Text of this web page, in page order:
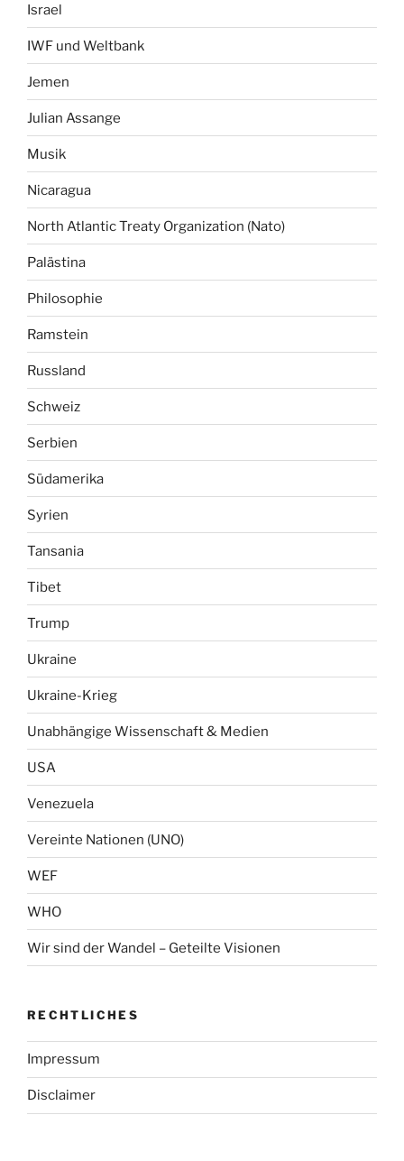
Israel
IWF und Weltbank
Jemen
Julian Assange
Musik
Nicaragua
North Atlantic Treaty Organization (Nato)
Palästina
Philosophie
Ramstein
Russland
Schweiz
Serbien
Südamerika
Syrien
Tansania
Tibet
Trump
Ukraine
Ukraine-Krieg
Unabhängige Wissenschaft & Medien
USA
Venezuela
Vereinte Nationen (UNO)
WEF
WHO
Wir sind der Wandel – Geteilte Visionen
RECHTLICHES
Impressum
Disclaimer